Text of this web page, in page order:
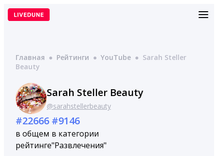
Перейти
Главная ● Рейтинги ● YouTube ● Sarah Steller
Beauty
Sarah Steller Beauty
@sarahstellerbeauty
#22666
в общем
рейтинге
#9146
в категории
"Развлечения"